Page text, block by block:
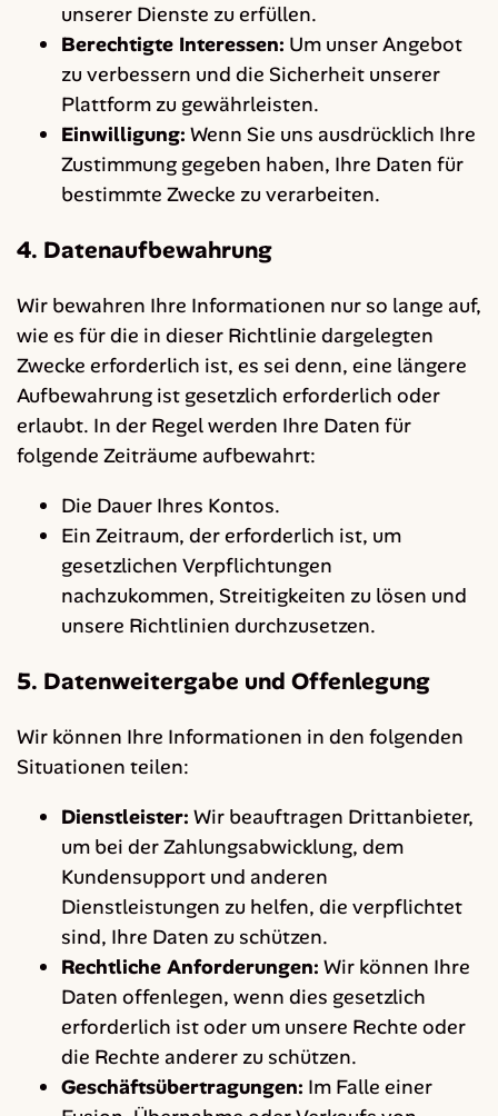
unserer Dienste zu erfüllen.
Berechtigte Interessen: Um unser Angebot
zu verbessern und die Sicherheit unserer
Plattform zu gewährleisten.
Einwilligung: Wenn Sie uns ausdrücklich Ihre
Zustimmung gegeben haben, Ihre Daten für
bestimmte Zwecke zu verarbeiten.
4. Datenaufbewahrung
Wir bewahren Ihre Informationen nur so lange auf,
wie es für die in dieser Richtlinie dargelegten
Zwecke erforderlich ist, es sei denn, eine längere
Aufbewahrung ist gesetzlich erforderlich oder
erlaubt. In der Regel werden Ihre Daten für
folgende Zeiträume aufbewahrt:
Die Dauer Ihres Kontos.
Ein Zeitraum, der erforderlich ist, um
gesetzlichen Verpflichtungen
nachzukommen, Streitigkeiten zu lösen und
unsere Richtlinien durchzusetzen.
5. Datenweitergabe und Offenlegung
Wir können Ihre Informationen in den folgenden
Situationen teilen:
Dienstleister: Wir beauftragen Drittanbieter,
um bei der Zahlungsabwicklung, dem
Kundensupport und anderen
Dienstleistungen zu helfen, die verpflichtet
sind, Ihre Daten zu schützen.
Rechtliche Anforderungen: Wir können Ihre
Daten offenlegen, wenn dies gesetzlich
erforderlich ist oder um unsere Rechte oder
die Rechte anderer zu schützen.
Geschäftsübertragungen: Im Falle einer